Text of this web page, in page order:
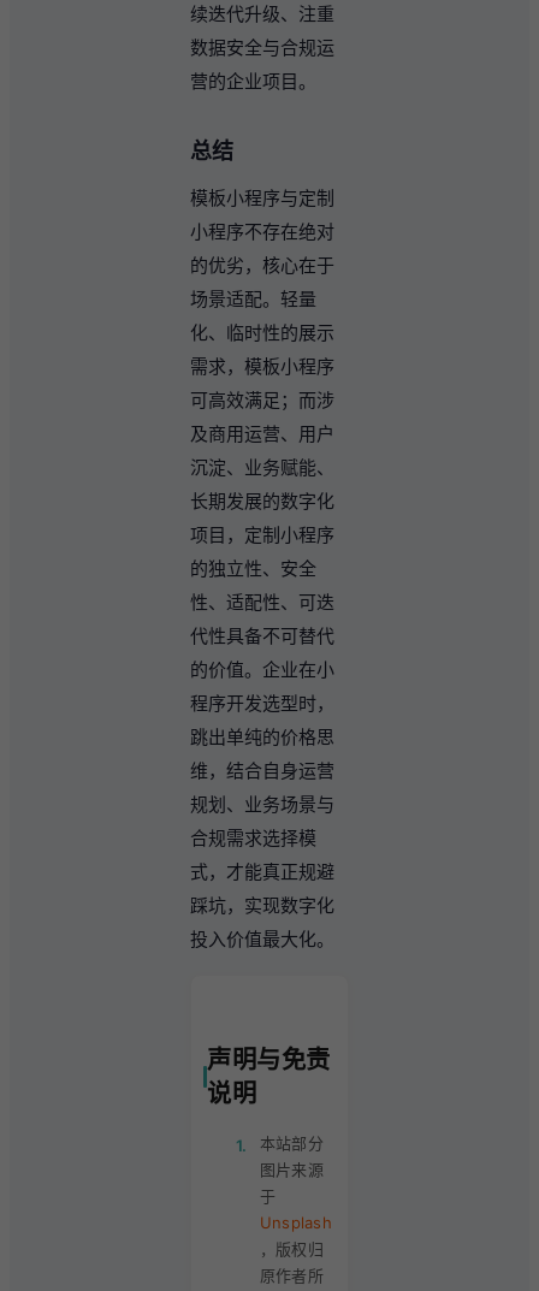
续迭代升级、注重
数据安全与合规运
营的企业项目。
总结
模板小程序与定制
小程序不存在绝对
的优劣，核心在于
场景适配。轻量
化、临时性的展示
需求，模板小程序
可高效满足；而涉
及商用运营、用户
沉淀、业务赋能、
长期发展的数字化
项目，定制小程序
的独立性、安全
性、适配性、可迭
代性具备不可替代
的价值。企业在小
程序开发选型时，
跳出单纯的价格思
维，结合自身运营
规划、业务场景与
合规需求选择模
式，才能真正规避
踩坑，实现数字化
投入价值最大化。
声明与免责
说明
1.
本站部分
图片来源
于
Unsplash
，版权归
原作者所